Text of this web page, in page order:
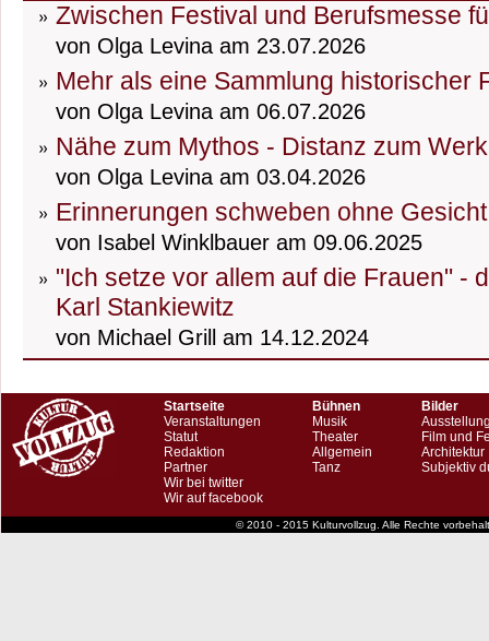
Zwischen Festival und Berufsmesse
von Olga Levina am 23.07.2026
Mehr als eine Sammlung historischer
von Olga Levina am 06.07.2026
Nähe zum Mythos - Distanz zum Werk
von Olga Levina am 03.04.2026
Erinnerungen schweben ohne Gesicht
von Isabel Winklbauer am 09.06.2025
"Ich setze vor allem auf die Frauen" -
Karl Stankiewitz
von Michael Grill am 14.12.2024
Startseite
Veranstaltungen
Statut
Redaktion
Partner
Wir bei twitter
Wir auf facebook
Bühnen
Musik
Theater
Allgemein
Tanz
Bilder
Film und
Architektur
Subjektiv
© 2010 - 2015 Kulturvollzug. Alle Rechte